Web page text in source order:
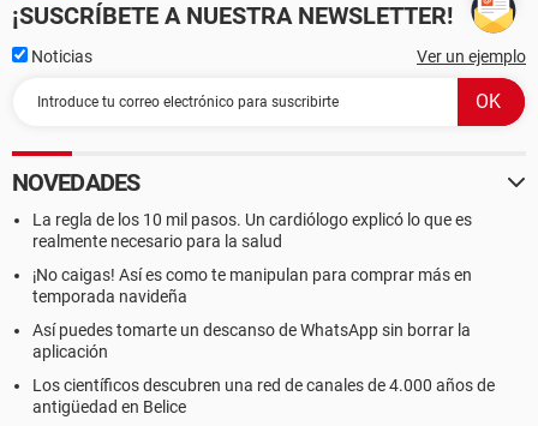
¡SUSCRÍBETE A NUESTRA NEWSLETTER!
Noticias Ver un ejemplo
NOVEDADES
La regla de los 10 mil pasos. Un cardiólogo explicó lo que es
realmente necesario para la salud
¡No caigas! Así es como te manipulan para comprar más en
temporada navideña
Así puedes tomarte un descanso de WhatsApp sin borrar la
aplicación
Los científicos descubren una red de canales de 4.000 años de
antigüedad en Belice